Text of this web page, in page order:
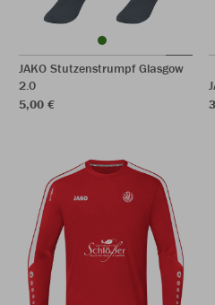
JAKO Stutzenstrumpf Glasgow
2.0
5,00 €